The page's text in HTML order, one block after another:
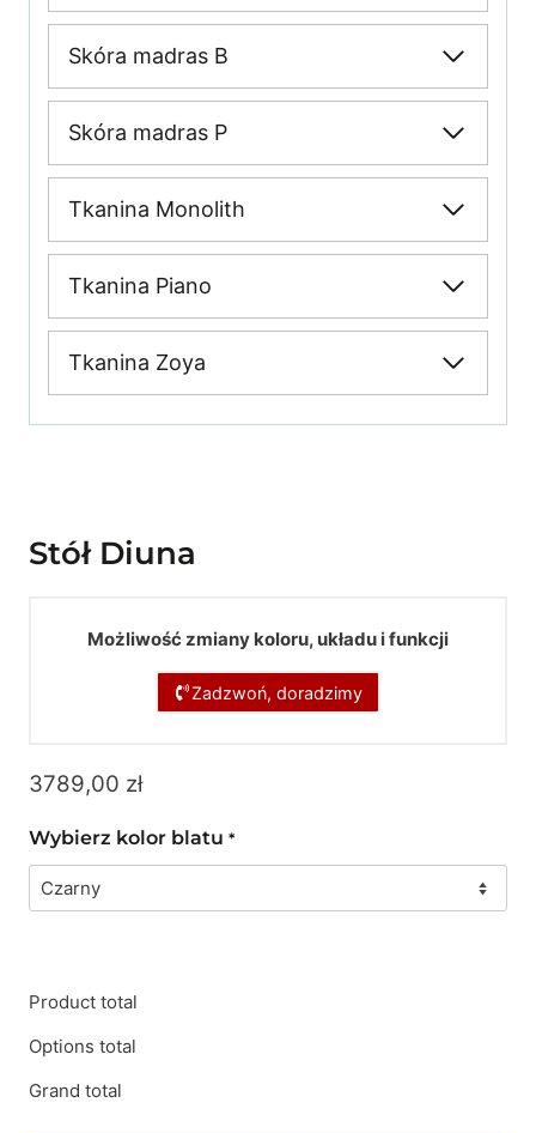
Skóra madras B
Skóra madras P
Tkanina Monolith
Tkanina Piano
Tkanina Zoya
Stół Diuna
Możliwość zmiany koloru, układu i funkcji
Zadzwoń, doradzimy
3789,00 zł
Wybierz kolor blatu *
Product total
Options total
Grand total